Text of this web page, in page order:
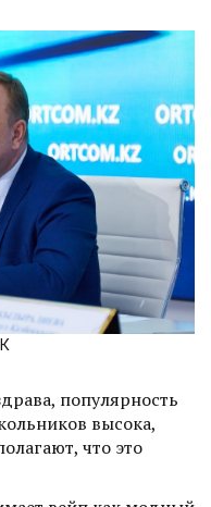
популярность
высока,
что это